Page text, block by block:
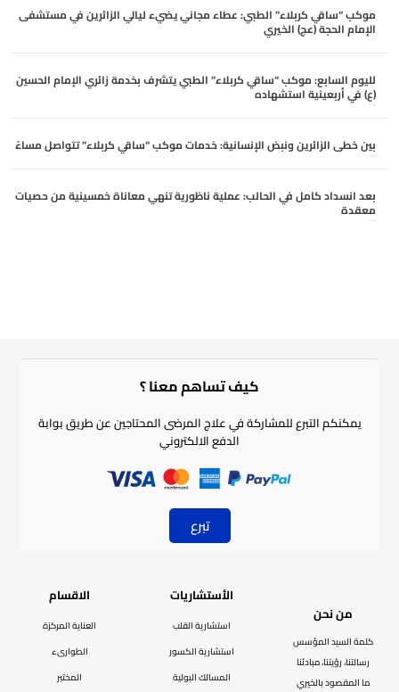
موكب “ساقي كربلاء” الطبي: عطاء مجاني يضيء ليالي الزائرين في مستشفى
الإمام الحجة (عج) الخيري
لليوم السابع: موكب “ساقي كربلاء” الطبي يتشرف بخدمة زائري الإمام الحسين
(ع) في أربعينية استشهاده
بين خطى الزائرين ونبض الإنسانية: خدمات موكب “ساقي كربلاء” تتواصل مساءً
بعد انسداد كامل في الحالب: عملية ناظورية تنهي معاناة خمسينية من حصيات
معقدة
الاقسام
العناية المركزة
الطوارىء
المختبر
الأستشاريات
استشارية القلب
استشارية الكسور
المسالك البولية
من نحن
كلمة السيد المؤسس
رسالتنا، رؤيتنا، مبادئنا
ما المقصود بالخيري
كيف تساهم معنا ؟​
يمكنكم التبرع للمشاركة في علاج المرضى المحتاجين عن طريق بوابة
الدفع الالكتروني
تبرع